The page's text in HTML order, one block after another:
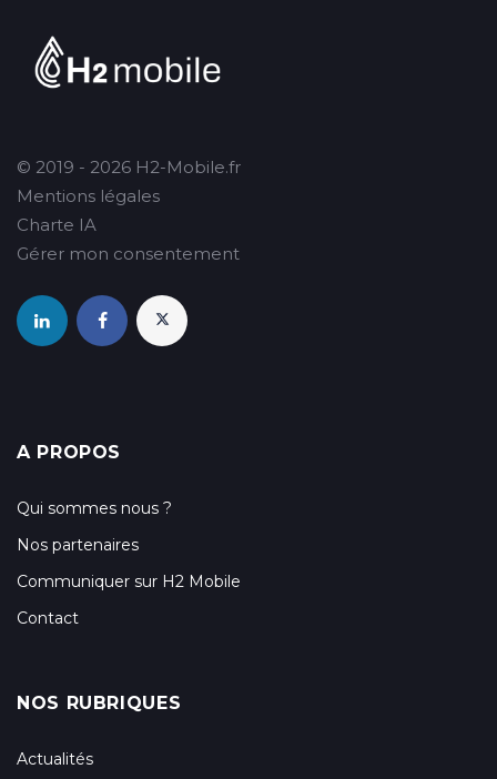
© 2019 - 2026 H2-Mobile.fr
Mentions légales
Charte IA
Gérer mon consentement
A PROPOS
Qui sommes nous ?
Nos partenaires
Communiquer sur H2 Mobile
Contact
NOS RUBRIQUES
Actualités